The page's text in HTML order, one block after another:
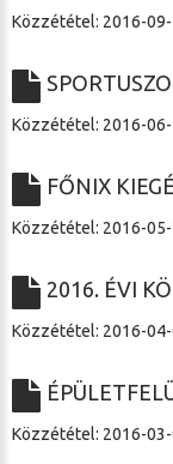
Közzététel: 2016-09-
Közzététel: 2016-06-
FŐNIX
Közzététel: 2016-05-
2016. ÉVI
Közzététel: 2016-04-
Közzététel: 2016-03-